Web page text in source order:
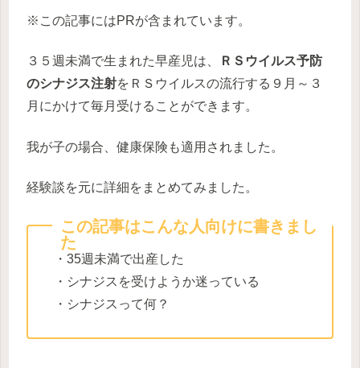
※この記事にはPRが含まれています。
３５週未満で生まれた早産児は、
ＲＳウイルス予防
のシナジス注射をＲＳウイルスの流行する９月～３
月にかけて毎月受けることができます。
我が子の場合、健康保険も適用されました。
経験談を元に詳細をまとめてみました。
この記事はこんな人向けに書きまし
た
・35週未満で出産した
・シナジスを受けようか迷っている
・シナジスって何？